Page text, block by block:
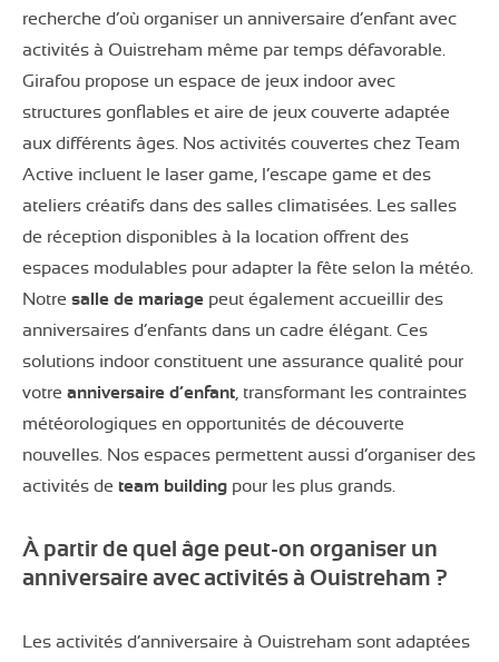
recherche d’où organiser un anniversaire d’enfant avec
activités à Ouistreham même par temps défavorable.
Girafou propose un espace de jeux indoor avec
structures gonflables et aire de jeux couverte adaptée
aux différents âges. Nos activités couvertes chez Team
Active incluent le laser game, l’escape game et des
ateliers créatifs dans des salles climatisées. Les salles
de réception disponibles à la location offrent des
espaces modulables pour adapter la fête selon la météo.
Notre salle de mariage peut également accueillir des
anniversaires d’enfants dans un cadre élégant. Ces
solutions indoor constituent une assurance qualité pour
votre anniversaire d’enfant, transformant les contraintes
météorologiques en opportunités de découverte
nouvelles. Nos espaces permettent aussi d’organiser des
activités de team building pour les plus grands.
À partir de quel âge peut-on organiser un
anniversaire avec activités à Ouistreham ?
Les activités d’anniversaire à Ouistreham sont adaptées